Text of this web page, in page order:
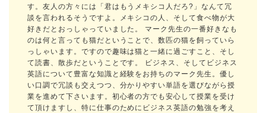
す。友人の方々には「君はもうメキシコ人だろ?」なんて冗
談を言われるそうですよ。メキシコの人、そして食べ物が大
好きだとおっしゃっていました。 マーク先生の一番好きなも
のは何と言っても猫だということで、数匹の猫を飼っていら
っしゃいます。ですので趣味は猫と一緒に過ごすこと、そし
て読書、散歩だということです。 ビジネス、そしてビジネス
英語について豊富な知識と経験をお持ちのマーク先生。優し
い口調で冗談も交えつつ、分かりやすい単語を選びながら授
業を進めて下さいます。初心者の方でも安心して授業を受け
て頂けますし、特に仕事のためにビジネス英語の勉強を考え